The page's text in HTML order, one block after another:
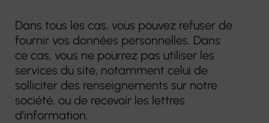
Dans tous les cas, vous pouvez refuser de
fournir vos données personnelles. Dans
ce cas, vous ne pourrez pas utiliser les
services du site, notamment celui de
solliciter des renseignements sur notre
société, ou de recevoir les lettres
d’information.